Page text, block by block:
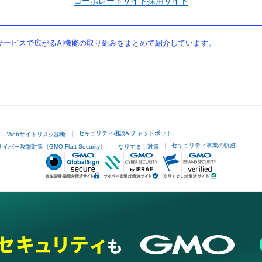
ビスで広がるAI機能の取り組みをまとめて紹介しています。
Webサイトリスク診断 セキュリティ相談AIチャットボット
イバー攻撃対策（GMO Flatt Security） なりすまし対策 セキュリティ事業の軌跡